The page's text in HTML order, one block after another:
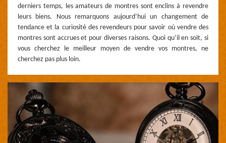
derniers temps, les amateurs de montres sont enclins à revendre
leurs biens. Nous remarquons aujourd’hui un changement de
tendance et la curiosité des revendeurs pour savoir où vendre des
montres sont accrues et pour diverses raisons. Quoi qu’il en soit, si
vous cherchez le meilleur moyen de vendre vos montres, ne
cherchez pas plus loin.